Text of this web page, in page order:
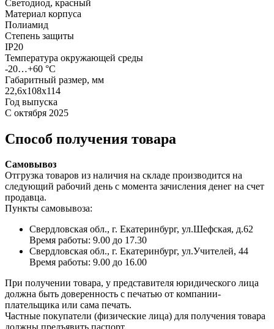
Светодиод, красный
Материал корпуса
Полиамид
Степень защиты
IP20
Температура окружающей среды
-20…+60 °С
Габаритный размер, мм
22,6х108х114
Год выпуска
С октября 2025
Способ получения товара
Самовывоз
Отгрузка товаров из наличия на складе производится на
следующий рабочий день с момента зачисления денег на счет
продавца.
Пункты самовывоза:
Свердловская обл., г. Екатеринбург, ул.Шефская, д.62
Время работы: 9.00 до 17.30
Свердловская обл., г. Екатеринбург, ул.Учителей, 44
Время работы: 9.00 до 16.00
При получении товара, у представителя юридического лица
должна быть доверенность с печатью от компании-
плательщика или сама печать.
Частные покупатели (физические лица) для получения товара